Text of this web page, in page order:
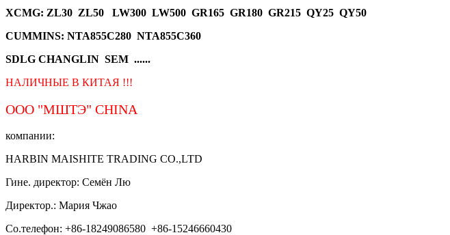
XCMG: ZL30 ZL50 LW300 LW500 GR165 GR180 GR215 QY25 QY50
CUMMINS: NTA855C280 NTA855C360
SDLG CHANGLIN SEM ......
НАЛИЧНЫЕ В КИТАЯ !!!
ООО "МШТЭ" CHINA
компании:
HARBIN MAISHITE TRADING CO.,LTD
Гине. директор: Семён Лю
Директор.: Мария Чжао
Со.телефон: +86-18249086580 +86-15246660430